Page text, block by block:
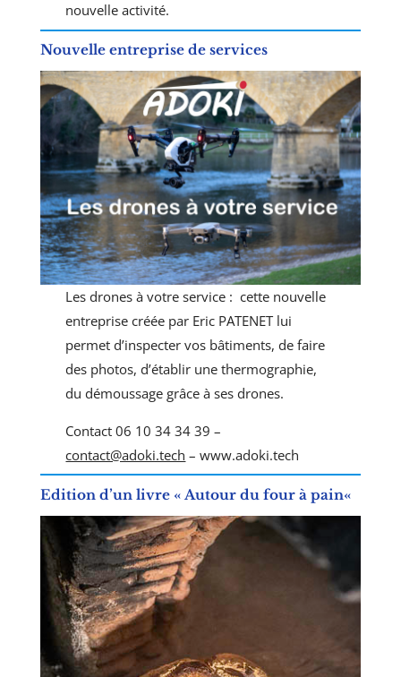
nouvelle activité.
Nouvelle entreprise de services
Les drones à votre service : cette nouvelle
entreprise créée par Eric PATENET lui
permet d’inspecter vos bâtiments, de faire
des photos, d’établir une thermographie,
du démoussage grâce à ses drones.
Contact 06 10 34 34 39 –
contact@adoki.tech – www.adoki.tech
Edition d’un livre « Autour du four à pain«